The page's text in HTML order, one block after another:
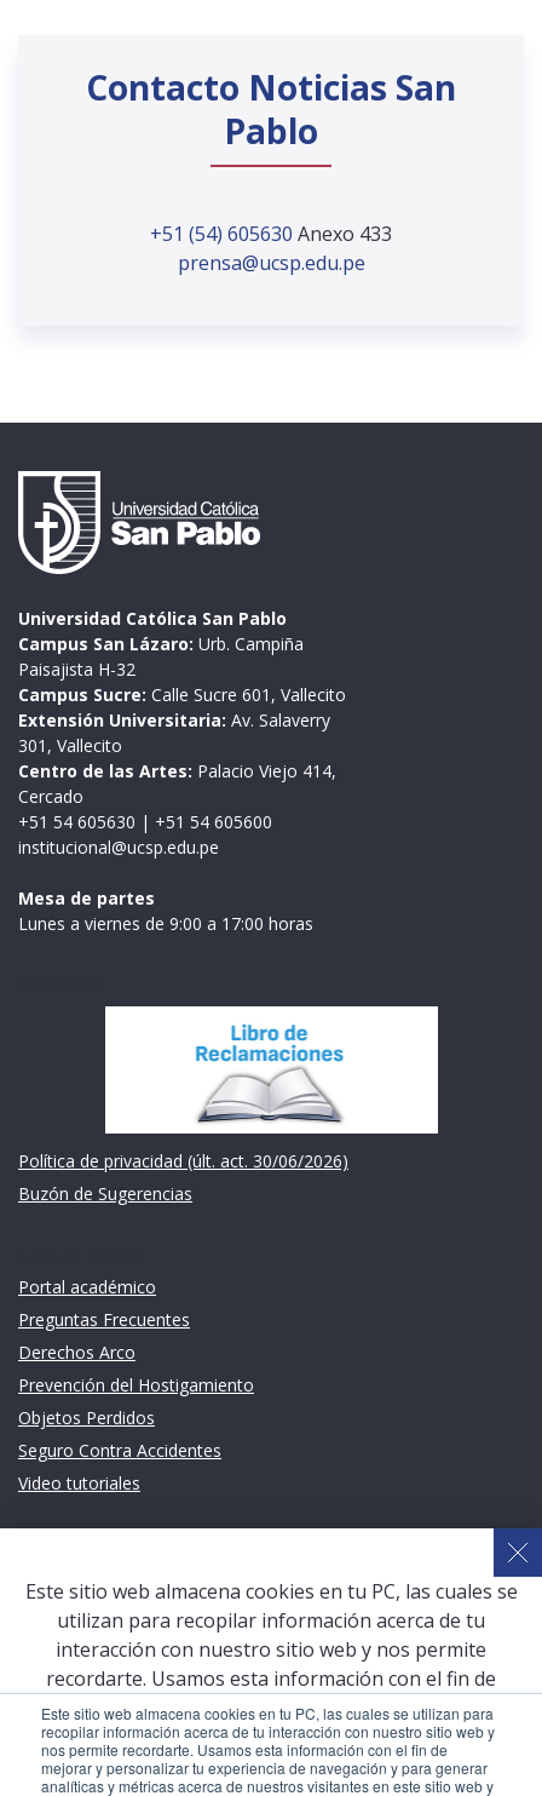
Este sitio web almacena cookies en tu PC, las cuales se utilizan para
recopilar información acerca de tu interacción con nuestro sitio web y
nos permite recordarte. Usamos esta información con el fin de
mejorar y personalizar tu experiencia de navegación y para generar
analíticas y métricas acerca de nuestros visitantes en este sitio web y
Contacto Noticias San
Pablo
+51 (54) 605630 Anexo 433
prensa@ucsp.edu.pe
Universidad Católica San Pablo
Campus San Lázaro: Urb. Campiña
Paisajista H-32
Campus Sucre: Calle Sucre 601, Vallecito
Extensión Universitaria: Av. Salaverry
301, Vallecito
Centro de las Artes: Palacio Viejo 414,
Cercado
+51 54 605630 | +51 54 605600
institucional@ucsp.edu.pe
Mesa de partes
Lunes a viernes de 9:00 a 17:00 horas
Política de privacidad (últ. act. 30/06/2026)
Buzón de Sugerencias
Portal académico
Preguntas Frecuentes
Derechos Arco
Prevención del Hostigamiento
Objetos Perdidos
Seguro Contra Accidentes
Video tutoriales
Sistema de Gestión Académica (SGA)
Defensoría Universitaria
Terceros vinculados
San Pablo Mail
Aula Virtual Pregrado
Aula Virtual Postgrado
Este sitio web almacena cookies en tu PC, las cuales se
utilizan para recopilar información acerca de tu
interacción con nuestro sitio web y nos permite
recordarte. Usamos esta información con el fin de
mejorar y personalizar tu experiencia de navegación y
para generar analíticas y métricas acerca de nuestros
visitantes en este sitio web y otros medios de